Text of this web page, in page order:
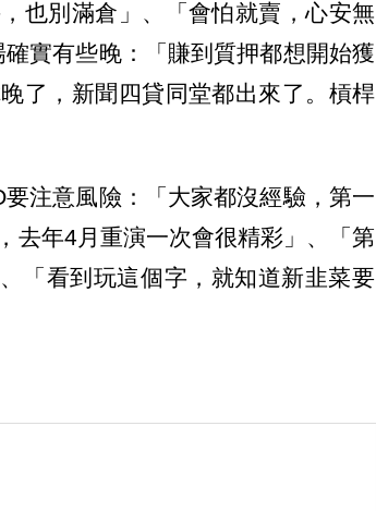
也別滿倉」、「會怕就賣，心安無
實有些晚：「賺到質押都想開始獲
了，新聞四貸同堂都出來了。槓桿
注意風險：「大家都沒經驗，第一
去年4月重演一次會很精彩」、「第
「看到玩這個字，就知道新韭菜要